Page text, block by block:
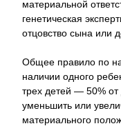
материальной
генетическая
отцовство сына или
Общее правило по
наличии одного
трех детей — 50%
уменьшить или
материального